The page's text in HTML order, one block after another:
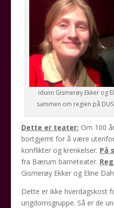
Idunn Gismerøy Ekker og
sammen om regien på
Dette er teater: Om 100
bortgjemt for å være
konflikter og krenkelser. På
fra Bærum barneteater.
Gismerøy Ekker og Eline
Dette er ikke hverdagskost
ungdomsgruppe. Så er de